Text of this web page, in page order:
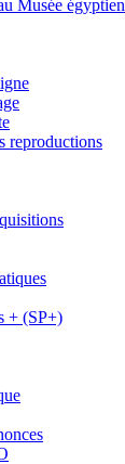
Musée égyptien
reproductions
+ (SP+)